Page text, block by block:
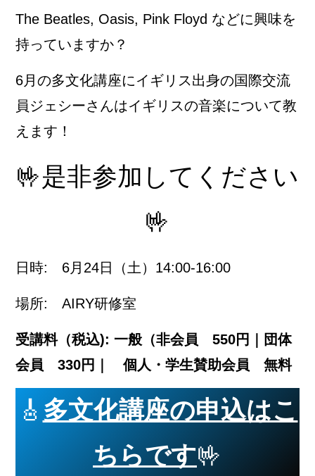
The Beatles, Oasis, Pink Floyd などに興味を
持っていますか？
6月の多文化講座にイギリス出身の国際交流
員ジェシーさんはイギリスの音楽について教
えます！
🤟是非参加してください
🤟
日時: 6月24日（土）14:00-16:00
場所: AIRY研修室
受講料（税込): 一般（非会員 550円｜団体
会員 330円｜ 個人・学生賛助会員 無料
🎸 多文化講座の申込はこ
ちらです🤟